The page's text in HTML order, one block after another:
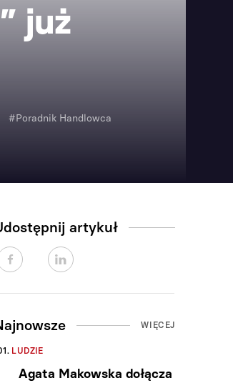
już
#Poradnik Handlowca
artykuł
WIĘCEJ
LUDZIE
Agata Makowska dołącza